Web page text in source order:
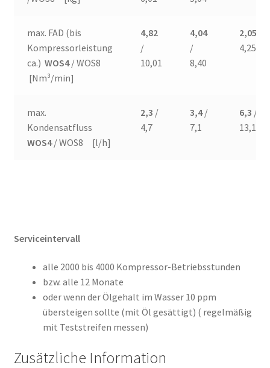
max. FAD (bis
Kompressorleistung
ca.)WOS4/ WOS8
[Nm³/min]
4,82
/
10,01
4,04
/
8,40
2,05
4,25
max.
Kondensatfluss
WOS4/ WOS8 [l/h]
2,3 /
4,7
3,4/
7,1
6,3 /
13,1
Serviceintervall
alle 2000 bis 4000 Kompressor-Betriebsstunden
bzw. alle 12 Monate
oder wenn der Ölgehalt im Wasser 10 ppm
übersteigen sollte (mit Öl gesättigt) ( regelmäßig
mit Teststreifen messen)
Zusätzliche Information